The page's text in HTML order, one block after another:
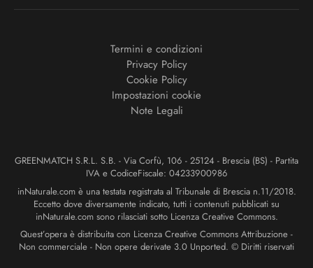
Termini e condizioni
Privacy Policy
Cookie Policy
Impostazioni cookie
Note Legali
GREENMATCH S.R.L. S.B. - Via Corfù, 106 - 25124 - Brescia (BS) - Partita
IVA e CodiceFiscale: 04233900986
inNaturale.com è una testata registrata al Tribunale di Brescia n.11/2018.
Eccetto dove diversamente indicato, tutti i contenuti pubblicati su
inNaturale.com sono rilasciati sotto Licenza Creative Commons.
Quest’opera è distribuita con Licenza Creative Commons Attribuzione -
Non commerciale - Non opere derivate 3.0 Unported. © Diritti riservati